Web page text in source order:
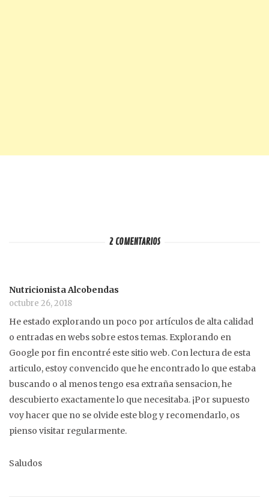
2 COMENTARIOS
Nutricionista Alcobendas
octubre 26, 2018
He estado explorando un poco por artículos de alta calidad
o entradas en webs sobre estos temas. Explorando en
Google por fin encontré este sitio web. Con lectura de esta
articulo, estoy convencido que he encontrado lo que estaba
buscando o al menos tengo esa extraña sensacion, he
descubierto exactamente lo que necesitaba. ¡Por supuesto
voy hacer que no se olvide este blog y recomendarlo, os
pienso visitar regularmente.
Saludos